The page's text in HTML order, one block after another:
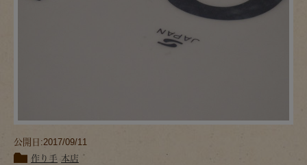
公開日:2017/09/11
作り手 本店